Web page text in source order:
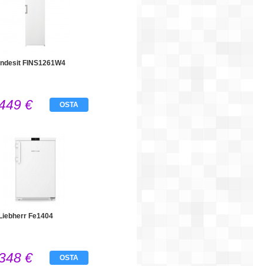
Indesit FINS1261W4
€ OSTA
Liebherr Fe1404
€ OSTA